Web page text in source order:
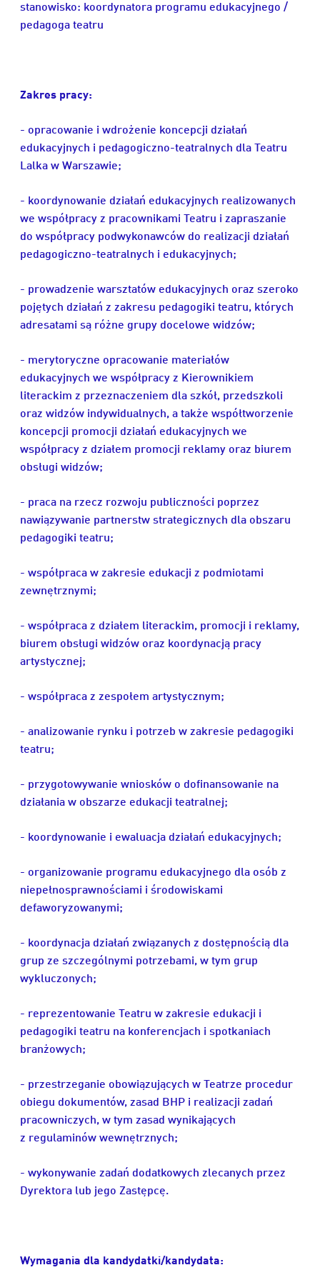
stanowisko: koordynatora programu edukacyjnego /
pedagoga teatru
Zakres pracy:
- opracowanie i wdrożenie koncepcji działań
edukacyjnych i pedagogiczno-teatralnych dla Teatru
Lalka w Warszawie;
- koordynowanie działań edukacyjnych realizowanych
we współpracy z pracownikami Teatru i zapraszanie
do współpracy podwykonawców do realizacji działań
pedagogiczno-teatralnych i edukacyjnych;
- prowadzenie warsztatów edukacyjnych oraz szeroko
pojętych działań z zakresu pedagogiki teatru, których
adresatami są różne grupy docelowe widzów;
- merytoryczne opracowanie materiałów
edukacyjnych we współpracy z Kierownikiem
literackim z przeznaczeniem dla szkół, przedszkoli
oraz widzów indywidualnych, a także współtworzenie
koncepcji promocji działań edukacyjnych we
współpracy z działem promocji reklamy oraz biurem
obsługi widzów;
- praca na rzecz rozwoju publiczności poprzez
nawiązywanie partnerstw strategicznych dla obszaru
pedagogiki teatru;
- współpraca w zakresie edukacji z podmiotami
zewnętrznymi;
- współpraca z działem literackim, promocji i reklamy,
biurem obsługi widzów oraz koordynacją pracy
artystycznej;
- współpraca z zespołem artystycznym;
- analizowanie rynku i potrzeb w zakresie pedagogiki
teatru;
- przygotowywanie wniosków o dofinansowanie na
działania w obszarze edukacji teatralnej;
- koordynowanie i ewaluacja działań edukacyjnych;
- organizowanie programu edukacyjnego dla osób z
niepełnosprawnościami i środowiskami
defaworyzowanymi;
- koordynacja działań związanych z dostępnością dla
grup ze szczególnymi potrzebami, w tym grup
wykluczonych;
- reprezentowanie Teatru w zakresie edukacji i
pedagogiki teatru na konferencjach i spotkaniach
branżowych;
- przestrzeganie obowiązujących w Teatrze procedur
obiegu dokumentów, zasad BHP i realizacji zadań
pracowniczych, w tym zasad wynikających
z regulaminów wewnętrznych;
- wykonywanie zadań dodatkowych zlecanych przez
Dyrektora lub jego Zastępcę.
Wymagania dla kandydatki/kandydata: